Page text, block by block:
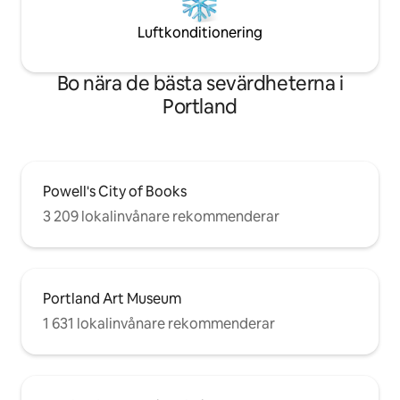
Luftkonditionering
Bo nära de bästa sevärdheterna i
Portland
Powell's City of Books
3 209 lokalinvånare rekommenderar
Portland Art Museum
1 631 lokalinvånare rekommenderar